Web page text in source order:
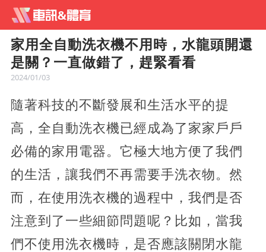
家用全自動洗衣機不用時，水龍頭開還
是關？一直做錯了，趕緊看看
2024/01/03
隨著科技的不斷發展和生活水平的提
高，全自動洗衣機已經成為了家家戶戶
必備的家用電器。它極大地方便了我們
的生活，讓我們不再需要手洗衣物。然
而，在使用洗衣機的過程中，我們是否
注意到了一些細節問題呢？比如，當我
們不使用洗衣機時，是否應該關閉水龍